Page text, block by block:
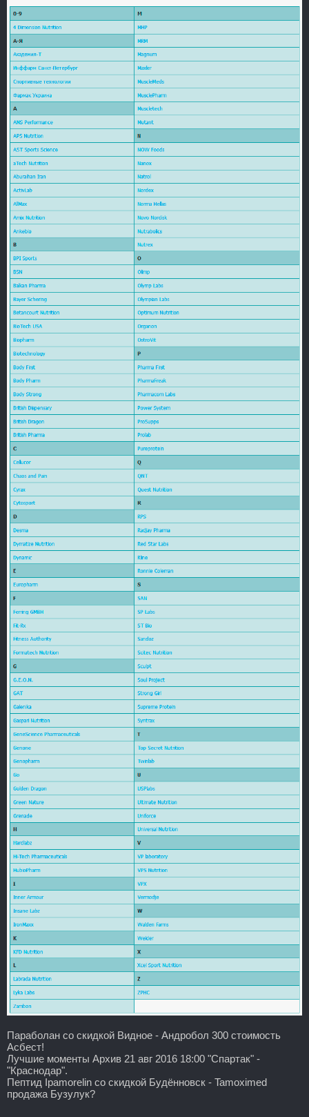
Параболан со скидкой Видное - Андробол 300 стоимость
Асбест!
Лучшие моменты Архив 21 авг 2016 18:00 "Спартак" -
"Краснодар".
Пептид Ipamorelin со скидкой Будённовск - Tamoximed
продажа Бузулук?